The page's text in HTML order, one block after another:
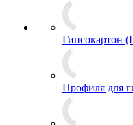
Гипсокартон
Профиля для